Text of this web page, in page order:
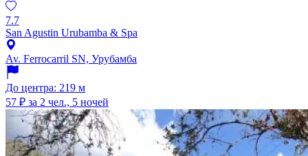
7.7
San Agustin Urubamba & Spa
Av. Ferrocarril SN, Урубамба
До центра: 219 м
57 ₽ за 2 чел., 5 ночей